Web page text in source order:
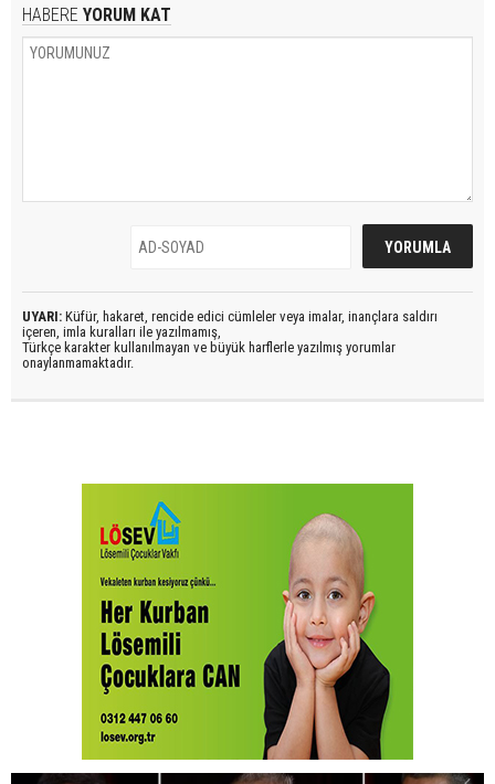
HABERE YORUM KAT
UYARI: Küfür, hakaret, rencide edici cümleler veya imalar, inançlara saldırı
içeren, imla kuralları ile yazılmamış,
Türkçe karakter kullanılmayan ve büyük harflerle yazılmış yorumlar
onaylanmamaktadır.